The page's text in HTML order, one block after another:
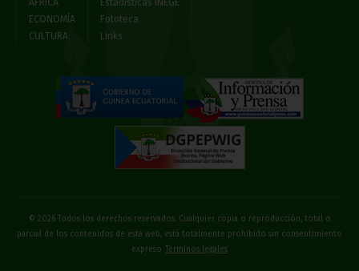
ÁFRICA
ECONOMÍA
CULTURA
Estadísticas INEGE
Fototeca
Links
© 2026 Todos los derechos reservados. Cualquier copia o reproducción, total o
parcial de los contenidos de esta web, está totalmente prohibido sin consentimiento
expreso Términos legales